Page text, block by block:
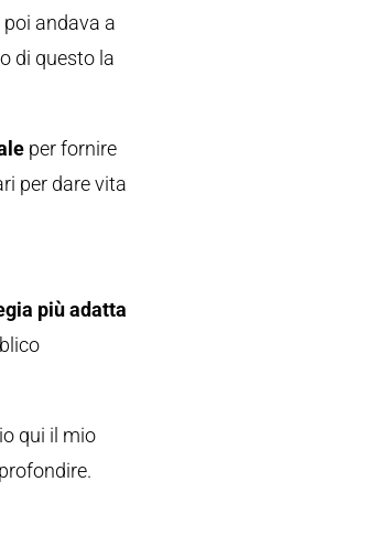
poi andava a
di questo la
per fornire
per dare vita
più adatta
qui il mio